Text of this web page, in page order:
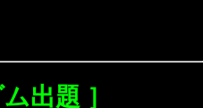
出題 ］